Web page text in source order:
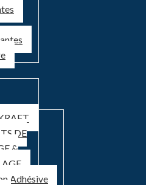
DE
&
Adhésive